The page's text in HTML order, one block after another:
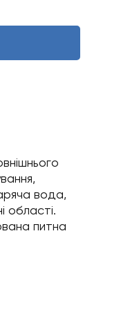
вода,
області.
питна